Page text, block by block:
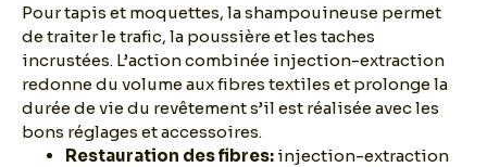
Pour tapis et moquettes, la shampouineuse permet
de traiter le trafic, la poussière et les taches
incrustées. L’action combinée injection-extraction
redonne du volume aux fibres textiles et prolonge la
durée de vie du revêtement s’il est réalisée avec les
bons réglages et accessoires.
Restauration des fibres: injection-extraction